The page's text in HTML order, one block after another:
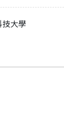
大學